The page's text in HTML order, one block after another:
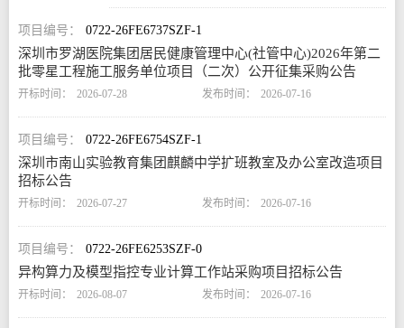
0722-26FE6737SZF-1
深圳市罗湖医院集团居民健康管理中心(社管中心)2026年第二
批零星工程施工服务单位项目（二次）公开征集采购公告
2026-07-28 2026-07-16
0722-26FE6754SZF-1
深圳市南山实验教育集团麒麟中学扩班教室及办公室改造项目
招标公告
2026-07-27 2026-07-16
0722-26FE6253SZF-0
异构算力及模型指控专业计算工作站采购项目招标公告
2026-08-07 2026-07-16